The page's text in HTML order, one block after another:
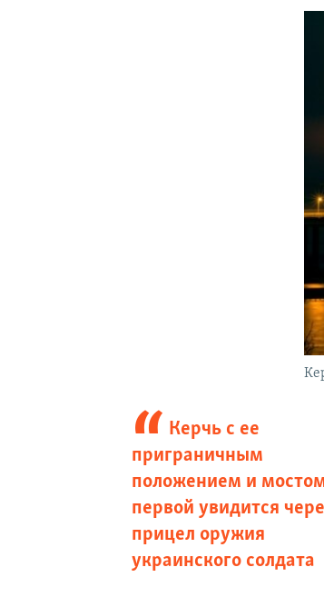
Керчь с ее
приграничным
положением и
первой увидится
прицел оружия
украинского солдата